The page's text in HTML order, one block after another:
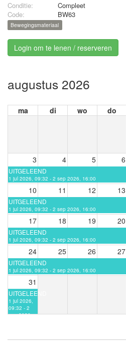
Conditie:
Compleet
Code:
BW63
Bewegingsmateriaal
Login om te lenen / reserveren
augustus 2026
ma di wo do
3 4 5 6
UITGELEEND
1 jul 2026, 09:32 - 2 sep 2026, 16:00
10 11 12 13
UITGELEEND
1 jul 2026, 09:32 - 2 sep 2026, 16:00
17 18 19 20
UITGELEEND
1 jul 2026, 09:32 - 2 sep 2026, 16:00
24 25 26 27
UITGELEEND
1 jul 2026, 09:32 - 2 sep 2026, 16:00
31
UITGELEEND
1 jul 2026,
09:32 - 2
sep 2026,